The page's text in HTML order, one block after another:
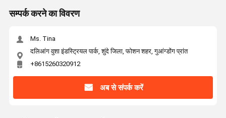
सम्पर्क करने का विवरण
Ms. Tina
दलिआंग वुशा इंडस्ट्रियल पार्क, शुंदे जिला, फोशन शहर, गुआंग्डोंग प्रांत
+8615260320912
अब से संपर्क करें